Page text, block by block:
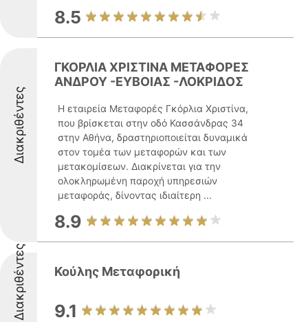
8.5
Διακριθέντες
ΓΚΟΡΛΙΑ ΧΡΙΣΤΙΝΑ ΜΕΤΑΦΟΡΕΣ
ΑΝΔΡΟΥ -ΕΥΒΟΙΑΣ -ΛΟΚΡΙΔΟΣ
Η εταιρεία Μεταφορές Γκόρλια Χριστίνα,
που βρίσκεται στην οδό Κασσάνδρας 34
στην Αθήνα, δραστηριοποιείται δυναμικά
στον τομέα των μεταφορών και των
μετακομίσεων. Διακρίνεται για την
ολοκληρωμένη παροχή υπηρεσιών
μεταφοράς, δίνοντας ιδιαίτερη ...
8.9
Διακριθέντες Κούλης Μεταφορική
9.1